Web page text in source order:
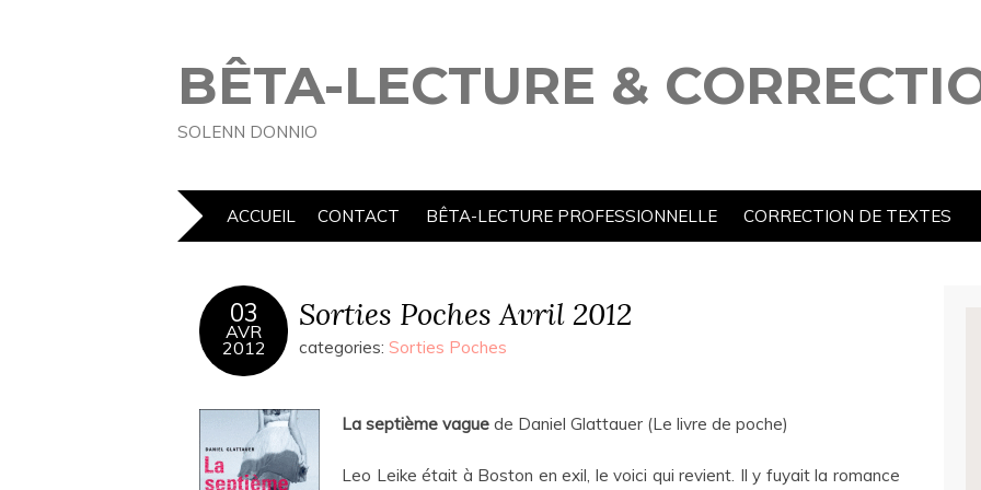
BÊTA-LECTURE &
SOLENN DONNIO
ACCUEIL CONTACT BÊTA-LECTURE PROFESSIONNELLE CORRECTION DE TEXTES
03
AVR
2012
Sorties Poches Avril 2012
categories: Sorties Poches
La septième vague de Daniel Glattauer (Le livre de poche)
Leo Leike était à Boston en exil, le voici qui revient. Il y fuyait la romance